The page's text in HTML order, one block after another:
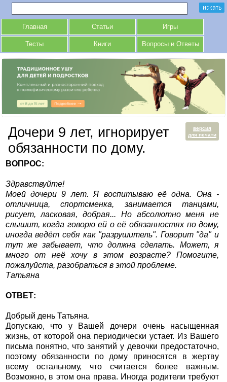
Главная Статьи Игры
Тесты Книги Вопросы и Ответы
версия
для печати
Дочери 9 лет, игнорирует
обязанности по дому.
ВОПРОС:
Здравствуйте!
Моей дочери 9 лет. Я воспитываю её одна. Она -
отличница, спортсменка, занимается танцами,
рисует, ласковая, добрая... Но абсолютно меня не
слышит, когда говорю ей о её обязанностях по дому,
иногда ведёт себя как "разрушитель". Говорит "да" и
тут же забывает, что должна сделать. Может, я
много от неё хочу в этом возрасте? Помогите,
пожалуйста, разобраться в этой проблеме.
Татьяна
ОТВЕТ:
Добрый день Татьяна.
Допускаю, что у Вашей дочери очень насыщенная
жизнь, от которой она периодически устает. Из Вашего
письма понятно, что занятий у девочки предостаточно,
поэтому обязанности по дому приносятся в жертву
всему остальному, что считается более важным.
Возможно, в этом она права. Иногда родители требуют